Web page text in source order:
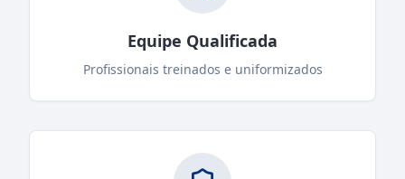
Equipe Qualificada
Profissionais treinados e uniformizados